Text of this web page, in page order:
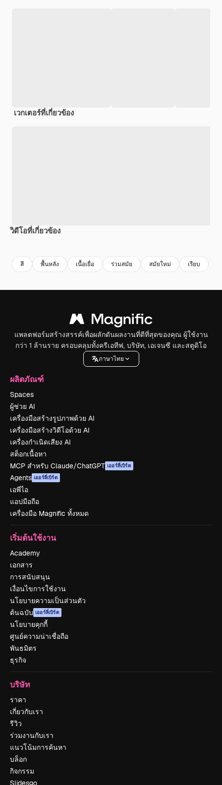
เวกเตอร์ที่เกี่ยวข้อง
วิดีโอที่เกี่ยวข้อง
สี พื้นหลัง เนื้อเยื่อ ร่วมสมัย สมัยใหม่ เรียบ
แพลตฟอร์มสร้างสรรค์เพื่อผลักดันผลงานที่ดีที่สุดของคุณ ผู้ใช้งาน
กว่า 1 ล้านราย ครอบคลุมทั้งครีเอทีฟ, บริษัท, เอเจนซี และสตูดิโอ
ภาษาไทย
ผลิตภัณฑ์
Spaces
ผู้ช่วย AI
เครื่องมือสร้างรูปภาพด้วย AI
เครื่องมือสร้างวิดีโอด้วย AI
เครื่องกำเนิดเสียง AI
สต็อกเนื้อหา
MCP สำหรับ Claude/ChatGPT เออร์ลี่เบิร์ด
Agents เออร์ลี่เบิร์ด
เอพีไอ
แอปมือถือ
เครื่องมือ Magnific ทั้งหมด
เริ่มต้นใช้งาน
Academy
เอกสาร
การสนับสนุน
เงื่อนไขการใช้งาน
นโยบายความเป็นส่วนตัว
ต้นฉบับ เออร์ลี่เบิร์ด
นโยบายคุกกี้
ศูนย์ความน่าเชื่อถือ
พันธมิตร
ธุรกิจ
บริษัท
ราคา
เกี่ยวกับเรา
รีวิว
ร่วมงานกับเรา
แนวโน้มการค้นหา
บล็อก
กิจกรรม
Slidesgo